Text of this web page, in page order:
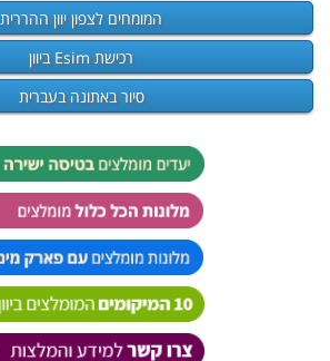
המומחים לצפון יוון ההררית
רכישת Esim ביוון
סיור באתונה בעברית